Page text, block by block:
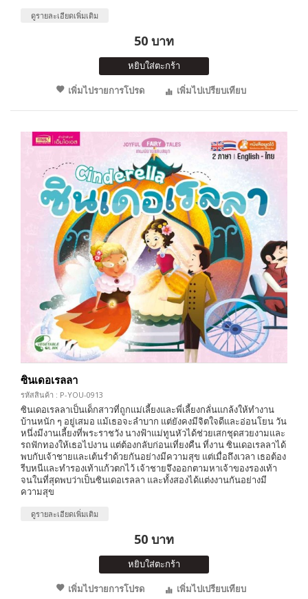
ดูรายละเอียดเพิ่มเติม
50 บาท
หยิบใส่ตะกร้า
เพิ่มไปรายการโปรด
เพิ่มไปเปรียบเทียบ
ซินเดอเรลลา
รหัสสินค้า : P-YOU-0913
ซินเดอเรลลาเป็นเด็กสาวที่ถูกแม่เลี้ยงและพี่เลี้ยงกลั่นแกล้งให้ทำงาน
บ้านหนัก ๆ อยู่เสมอ แม้เธอจะลำบาก แต่ยังคงมีจิตใจดีและอ่อนโยน วัน
หนึ่งมีงานเลี้ยงที่พระราชวัง นางฟ้าแม่ทูนหัวได้ช่วยเสกชุดสวยงามและ
รถฟักทองให้เธอไปงาน แต่ต้องกลับก่อนเที่ยงคืน ที่งาน ซินเดอเรลลาได้
พบกับเจ้าชายและเต้นรำด้วยกันอย่างมีความสุข แต่เมื่อถึงเวลา เธอต้อง
รีบหนีและทำรองเท้าแก้วตกไว้ เจ้าชายจึงออกตามหาเจ้าของรองเท้า
จนในที่สุดพบว่าเป็นซินเดอเรลลา และทั้งสองได้แต่งงานกันอย่างมี
ความสุข
ดูรายละเอียดเพิ่มเติม
50 บาท
หยิบใส่ตะกร้า
เพิ่มไปรายการโปรด
เพิ่มไปเปรียบเทียบ